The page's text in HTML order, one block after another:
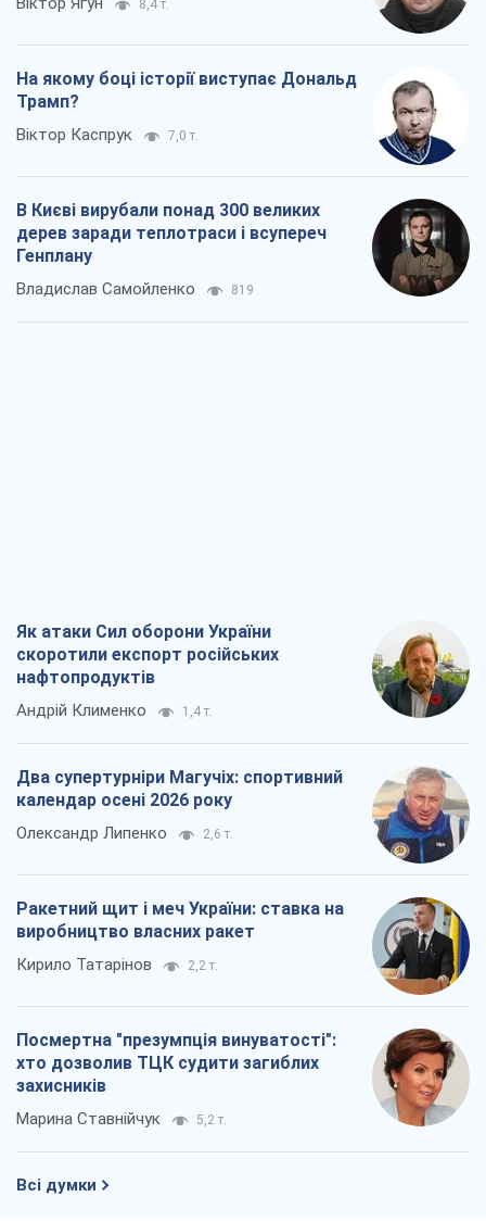
8,4 т.
На якому боці історії виступає Дональд
Трамп?
Віктор Каспрук 7,0 т.
В Києві вирубали понад 300 великих
дерев заради теплотраси і всупереч
Генплану
Владислав Самойленко 819
Як атаки Сил оборони України
скоротили експорт російських
нафтопродуктів
Андрій Клименко 1,4 т.
Два супертурніри Магучіх: спортивний
календар осені 2026 року
Олександр Липенко 2,6 т.
Ракетний щит і меч України: ставка на
виробництво власних ракет
Кирило Татарінов 2,2 т.
Посмертна "презумпція винуватості":
хто дозволив ТЦК судити загиблих
захисників
Марина Ставнійчук 5,2 т.
Всі думки